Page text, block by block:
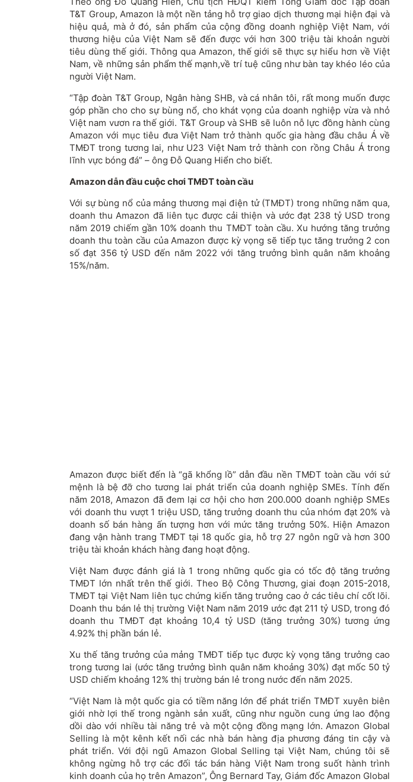
T&T Group, Amazon là một nền tảng hỗ trợ giao dịch thương mại hiện đại và
hiệu quả, mà ở đó, sản phẩm của cộng đồng doanh nghiệp Việt Nam, với
thương hiệu của Việt Nam sẽ đến được với hơn 300 triệu tài khoản người
tiêu dùng thế giới. Thông qua Amazon, thế giới sẽ thực sự hiểu hơn về Việt
Nam, về những sản phẩm thế mạnh,về trí tuệ cũng như bàn tay khéo léo của
người Việt Nam.
“Tập đoàn T&T Group, Ngân hàng SHB, và cá nhân tôi, rất mong muốn được
góp phần cho cho sự bùng nổ, cho khát vọng của doanh nghiệp vừa và nhỏ
Việt nam vươn ra thế giới. T&T Group và SHB sẽ luôn nỗ lực đồng hành cùng
Amazon với mục tiêu đưa Việt Nam trở thành quốc gia hàng đầu châu Á về
TMĐT trong tương lai, như U23 Việt Nam trở thành con rồng Châu Á trong
lĩnh vực bóng đá” – ông Đỗ Quang Hiển cho biết.
Amazon dẫn đầu cuộc chơi TMĐT toàn cầu
Với sự bùng nổ của mảng thương mại điện tử (TMĐT) trong những năm qua,
doanh thu Amazon đã liên tục được cải thiện và ước đạt 238 tỷ USD trong
năm 2019 chiếm gần 10% doanh thu TMĐT toàn cầu. Xu hướng tăng trưởng
doanh thu toàn cầu của Amazon được kỳ vọng sẽ tiếp tục tăng trưởng 2 con
số đạt 356 tỷ USD đến năm 2022 với tăng trưởng bình quân năm khoảng
15%/năm.
Amazon được biết đến là “gã khổng lồ” dẫn đầu nền TMĐT toàn cầu với sứ
mệnh là bệ đỡ cho tương lai phát triển của doanh nghiệp SMEs. Tính đến
năm 2018, Amazon đã đem lại cơ hội cho hơn 200.000 doanh nghiệp SMEs
với doanh thu vượt 1 triệu USD, tăng trưởng doanh thu của nhóm đạt 20% và
doanh số bán hàng ấn tượng hơn với mức tăng trưởng 50%. Hiện Amazon
đang vận hành trang TMĐT tại 18 quốc gia, hỗ trợ 27 ngôn ngữ và hơn 300
triệu tài khoản khách hàng đang hoạt động.
Việt Nam được đánh giá là 1 trong những quốc gia có tốc độ tăng trưởng
TMĐT lớn nhất trên thế giới. Theo Bộ Công Thương, giai đoạn 2015-2018,
TMĐT tại Việt Nam liên tục chứng kiến tăng trưởng cao ở các tiêu chí cốt lõi.
Doanh thu bán lẻ thị trường Việt Nam năm 2019 ước đạt 211 tỷ USD, trong đó
doanh thu TMĐT đạt khoảng 10,4 tỷ USD (tăng trưởng 30%) tương ứng
4.92% thị phần bán lẻ.
Xu thế tăng trưởng của mảng TMĐT tiếp tục được kỳ vọng tăng trưởng cao
trong tương lai (ước tăng trưởng bình quân năm khoảng 30%) đạt mốc 50 tỷ
USD chiếm khoảng 12% thị trường bán lẻ trong nước đến năm 2025.
“Việt Nam là một quốc gia có tiềm năng lớn để phát triển TMĐT xuyên biên
giới nhờ lợi thế trong ngành sản xuất, cũng như nguồn cung ứng lao động
dồi dào với nhiều tài năng trẻ và một cộng đồng mạng lớn. Amazon Global
Selling là một kênh kết nối các nhà bán hàng địa phương đáng tin cậy và
phát triển. Với đội ngũ Amazon Global Selling tại Việt Nam, chúng tôi sẽ
không ngừng hỗ trợ các đối tác bán hàng Việt Nam trong suốt hành trình
kinh doanh của họ trên Amazon”, Ông Bernard Tay, Giám đốc Amazon Global